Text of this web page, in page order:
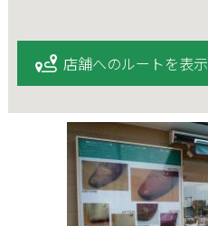
店舗へのルートを表示